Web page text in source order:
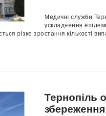
Медичні служби
ускладнення
різке зростання кількості
Тернопіль